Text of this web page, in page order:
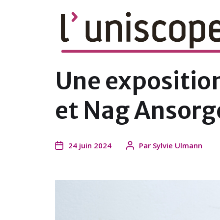
le magazine en ligne du campus de
Une
et Nag
24 juin 2024 Par Sylvie Ulmann